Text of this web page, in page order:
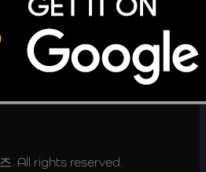
. All rights reserved.